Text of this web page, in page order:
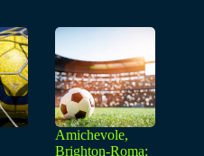
Amichevole,
Brighton-Roma: